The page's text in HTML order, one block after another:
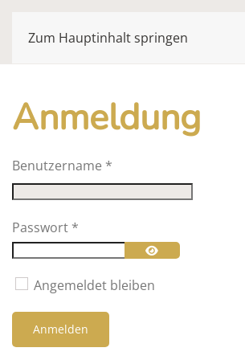
Zum Hauptinhalt springen
Anmeldung
Benutzername *
Passwort *
Passwort anzeigen
Angemeldet bleiben
Anmelden